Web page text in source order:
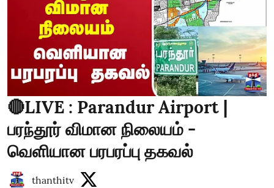
🔴LIVE : Parandur Airport |
பரந்தூர் விமான நிலையம் -
வெளியான பரபரப்பு தகவல்
thanthitv